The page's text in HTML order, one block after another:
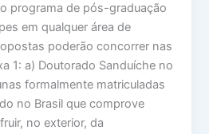
programa de pós-graduação
em qualquer área de
poderão concorrer nas
1: a) Doutorado Sanduíche no
formalmente matriculadas
no Brasil que comprove
no exterior, da